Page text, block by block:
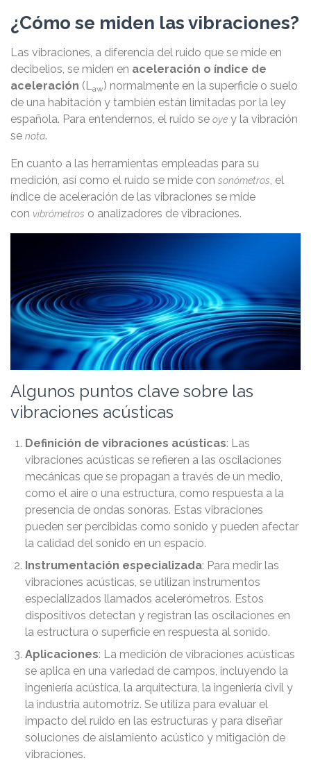
¿Cómo se miden las vibraciones?
Las vibraciones, a diferencia del ruido que se mide en
decibelios, se miden en aceleración o índice de
aceleración (L aw) normalmente en la superficie o suelo
de una habitación y también están limitadas por la ley
española. Para entendernos, el ruido se oye y la vibración
se nota.
En cuanto a las herramientas empleadas para su
medición, así como el ruido se mide con sonómetros , el
índice de aceleración de las vibraciones se mide
con vibrómetros o analizadores de vibraciones.
Algunos puntos clave sobre las
vibraciones acústicas
Definición de vibraciones acústicas: Las
vibraciones acústicas se refieren a las oscilaciones
mecánicas que se propagan a través de un medio,
como el aire o una estructura, como respuesta a la
presencia de ondas sonoras. Estas vibraciones
pueden ser percibidas como sonido y pueden afectar
la calidad del sonido en un espacio.
Instrumentación especializada: Para medir las
vibraciones acústicas, se utilizan instrumentos
especializados llamados acelerómetros. Estos
dispositivos detectan y registran las oscilaciones en
la estructura o superficie en respuesta al sonido.
Aplicaciones: La medición de vibraciones acústicas
se aplica en una variedad de campos, incluyendo la
ingeniería acústica, la arquitectura, la ingeniería civil y
la industria automotriz. Se utiliza para evaluar el
impacto del ruido en las estructuras y para diseñar
soluciones de aislamiento acústico y mitigación de
vibraciones.